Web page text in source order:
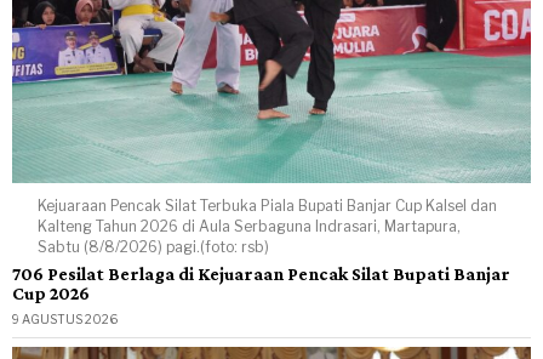
Kejuaraan Pencak Silat Terbuka Piala Bupati Banjar Cup Kalsel dan
Kalteng Tahun 2026 di Aula Serbaguna Indrasari, Martapura,
Sabtu (8/8/2026) pagi.(foto: rsb)
706 Pesilat Berlaga di Kejuaraan Pencak Silat Bupati Banjar
Cup 2026
9 AGUSTUS 2026